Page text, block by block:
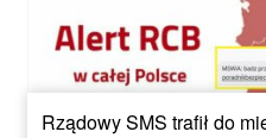
Rządowy SMS trafił do